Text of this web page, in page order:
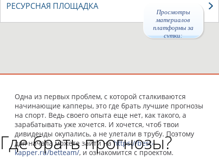
Просмотры
материалов
платформы за
сутки:
РЕСУРСНАЯ ПЛОЩАДКА
Где брать прогнозы?
Одна из первых проблем, с которой сталкиваются
начинающие капперы, это где брать лучшие прогнозы
на спорт. Ведь своего опыта еще нет, как такого, а
зарабатывать уже хочется. И хочется, чтоб твои
дивиденды окупались, а не улетали в трубу. Поэтому
для начала можете зайти наhttps://best-
kapper.ru/betteam/, и ознакомится с проектом.